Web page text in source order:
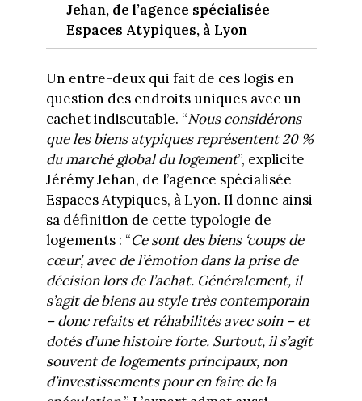
Jehan, de l’agence spécialisée
Espaces Atypiques, à Lyon
Un entre-deux qui fait de ces logis en
question des endroits uniques avec un
cachet indiscutable. “Nous considérons
que les biens atypiques représentent 20 %
du marché global du logement”, explicite
Jérémy Jehan, de l’agence spécialisée
Espaces Atypiques, à Lyon. Il donne ainsi
sa définition de cette typologie de
logements : “Ce sont des biens ‘coups de
cœur’, avec de l’émotion dans la prise de
décision lors de l’achat. Généralement, il
s’agit de biens au style très contemporain
– donc refaits et réhabilités avec soin – et
dotés d’une histoire forte. Surtout, il s’agit
souvent de logements principaux, non
d’investissements pour en faire de la